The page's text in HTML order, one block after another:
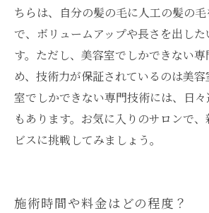
ちらは、自分の髪の毛に人工の髪の
で、ボリュームアップや長さを出し
す。ただし、美容室でしかできない
め、技術力が保証されているのは美
室でしかできない専門技術には、日
もあります。お気に入りのサロンで
ビスに挑戦してみましょう。
施術時間や料金はどの程度？